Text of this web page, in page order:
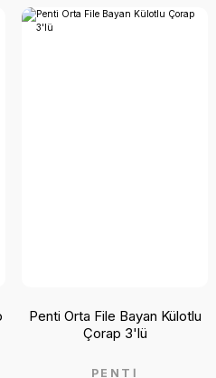
PENTİ
Penti Orta File Bayan Külotlu
Çorap 3'lü